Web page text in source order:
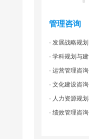
管理咨询
· 发展战略规
· 学科规划与
· 运营管理咨
· 文化建设咨
· 人力资源规
· 绩效管理咨